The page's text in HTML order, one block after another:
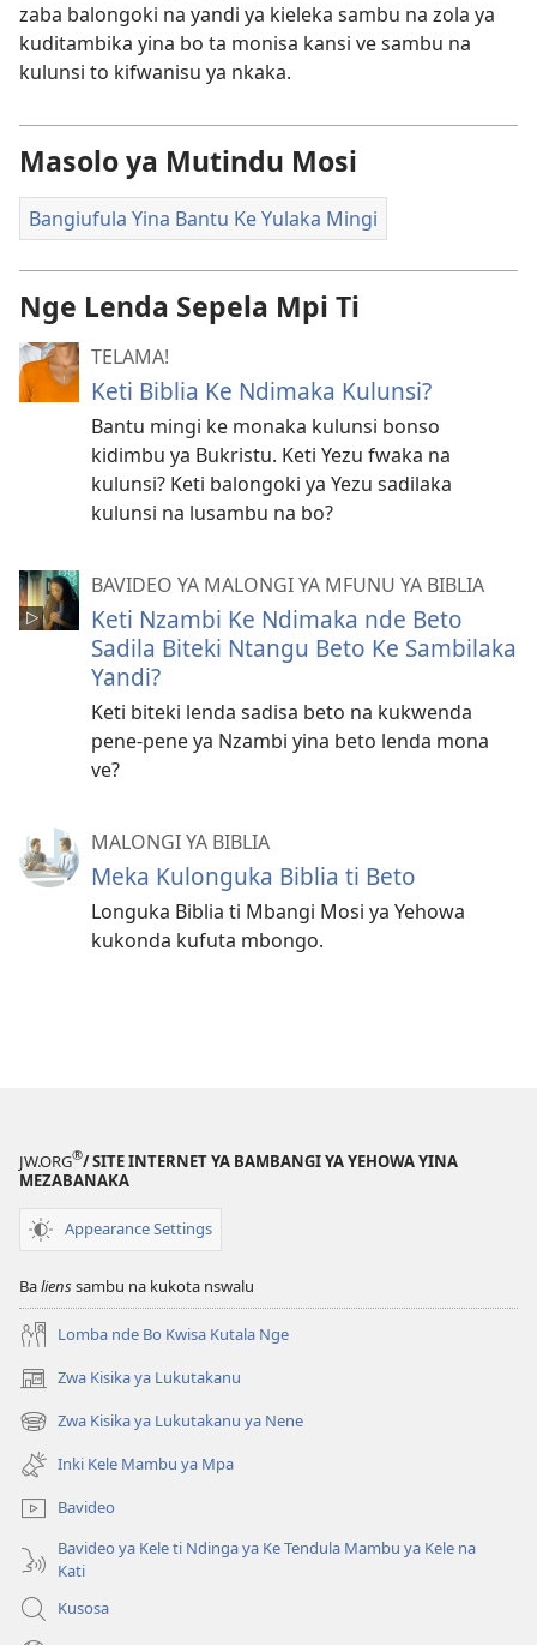
zaba balongoki na yandi ya kieleka sambu na zola ya
kuditambika yina bo ta monisa kansi ve sambu na
kulunsi to kifwanisu ya nkaka.
Masolo ya Mutindu Mosi
Bangiufula Yina Bantu Ke Yulaka Mingi
Nge Lenda Sepela Mpi Ti
TELAMA!
Keti Biblia Ke Ndimaka Kulunsi?
Bantu mingi ke monaka kulunsi bonso
kidimbu ya Bukristu. Keti Yezu fwaka na
kulunsi? Keti balongoki ya Yezu sadilaka
kulunsi na lusambu na bo?
BAVIDEO YA MALONGI YA MFUNU YA BIBLIA
Keti Nzambi Ke Ndimaka nde Beto
Sadila Biteki Ntangu Beto Ke Sambilaka
Yandi?
Keti biteki lenda sadisa beto na kukwenda
pene-pene ya Nzambi yina beto lenda mona
ve?
MALONGI YA BIBLIA
Meka Kulonguka Biblia ti Beto
Longuka Biblia ti Mbangi Mosi ya Yehowa
kukonda kufuta mbongo.
JW.ORG®/ SITE INTERNET YA BAMBANGI YA YEHOWA YINA
MEZABANAKA
Appearance Settings
Balienssambu na kukota nswalu
Lomba nde Bo Kwisa Kutala Nge
Zwa Kisika ya Lukutakanu
(ke
kangula
lutiti
ya
mpa)
Zwa Kisika ya Lukutakanu ya Nene
(ke
kangula
lutiti
ya
mpa)
Inki Kele Mambu ya Mpa
Bavideo
Bavideo ya Kele ti Ndinga ya Ke Tendula Mambu ya Kele na
Kati
Kusosa